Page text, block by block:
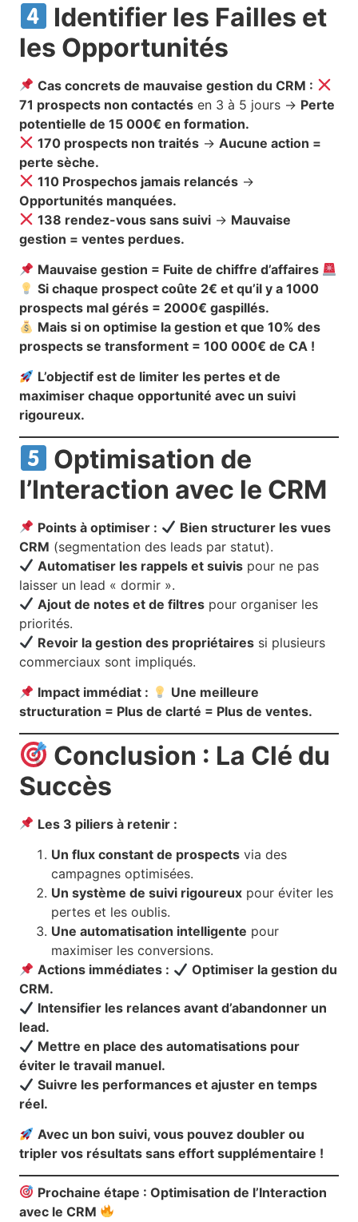
Identifier les Failles et
les Opportunités
Cas concrets de mauvaise gestion du CRM :
71 prospects non contactés en 3 à 5 jours → Perte
potentielle de 15 000€ en formation.
170 prospects non traités →Aucune action =
perte sèche.
110 Prospechos jamais relancés →
Opportunités manquées.
138 rendez-vous sans suivi → Mauvaise
gestion = ventes perdues.
Mauvaise gestion = Fuite de chiffre d’affaires
Si chaque prospect coûte 2€ et qu’il y a 1000
prospects mal gérés = 2000€ gaspillés.
Mais si on optimise la gestion et que 10% des
prospects se transforment = 100 000€ de CA !
L’objectif est de limiter les pertes et de
maximiser chaque opportunité avec un suivi
rigoureux.
Optimisation de
l’Interaction avec le CRM
Points à optimiser :
Bien structurer les vues
CRM (segmentation des leads par statut).
Automatiser les rappels et suivis pour ne pas
laisser un lead « dormir ».
Ajout de notes et de filtres pour organiser les
priorités.
Revoir la gestion des propriétaires si plusieurs
commerciaux sont impliqués.
Impact immédiat :
Une meilleure
structuration = Plus de clarté = Plus de ventes.
Conclusion : La Clé du
Succès
Les 3 piliers à retenir :
Un flux constant de prospects via des
campagnes optimisées.
Un système de suivi rigoureux pour éviter les
pertes et les oublis.
Une automatisation intelligente pour
maximiser les conversions.
Actions immédiates :
Optimiser la gestion du
CRM.
Intensifier les relances avant d’abandonner un
lead.
Mettre en place des automatisations pour
éviter le travail manuel.
Suivre les performances et ajuster en temps
réel.
Avec un bon suivi, vous pouvez doubler ou
tripler vos résultats sans effort supplémentaire !
Prochaine étape : Optimisation de l’Interaction
avec le CRM